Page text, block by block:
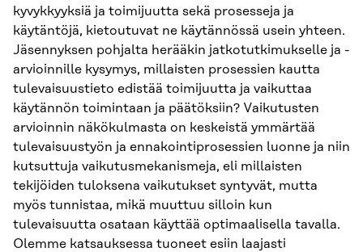
kyvykkyyksiä ja toimijuutta sekä prosesseja ja
käytäntöjä, kietoutuvat ne käytännössä usein yhteen.
Jäsennyksen pohjalta herääkin jatkotutkimukselle ja -
arvioinnille kysymys, millaisten prosessien kautta
tulevaisuustieto edistää toimijuutta ja vaikuttaa
käytännön toimintaan ja päätöksiin? Vaikutusten
arvioinnin näkökulmasta on keskeistä ymmärtää
tulevaisuustyön ja ennakointiprosessien luonne ja niin
kutsuttuja vaikutusmekanismeja, eli millaisten
tekijöiden tuloksena vaikutukset syntyvät, mutta
myös tunnistaa, mikä muuttuu silloin kun
tulevaisuutta osataan käyttää optimaalisella tavalla.
Olemme katsauksessa tuoneet esiin laajasti